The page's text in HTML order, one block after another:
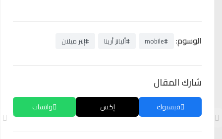
الوسوم: #mobile #أليانز أرينا #إنتر ميلان
شارك المقال
فيسبوك إكس واتساب